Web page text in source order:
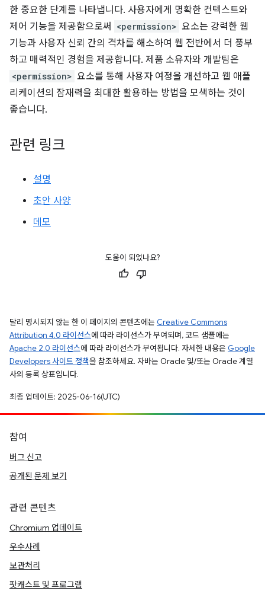
한 중요한 단계를 나타냅니다. 사용자에게 명확한 컨텍스트와
제어 기능을 제공함으로써
<permission> 요소는 강력한 웹
기능과 사용자 신뢰 간의 격차를 해소하여 웹 전반에서 더 풍부
하고 매력적인 경험을 제공합니다. 제품 소유자와 개발팀은
<permission> 요소를 통해 사용자 여정을 개선하고 웹 애플
리케이션의 잠재력을 최대한 활용하는 방법을 모색하는 것이
좋습니다.
관련 링크
설명
초안 사양
데모
도움이 되었나요?
달리 명시되지 않는 한 이 페이지의 콘텐츠에는 Creative Commons
Attribution 4.0 라이선스에 따라 라이선스가 부여되며, 코드 샘플에는
Apache 2.0 라이선스에 따라 라이선스가 부여됩니다. 자세한 내용은 Google
Developers 사이트 정책을 참조하세요. 자바는 Oracle 및/또는 Oracle 계열
사의 등록 상표입니다.
최종 업데이트: 2025-06-16(UTC)
참여
버그 신고
공개된 문제 보기
관련 콘텐츠
Chromium 업데이트
우수사례
보관처리
팟캐스트 및 프로그램